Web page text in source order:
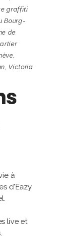
graffiti
Bourg-
de
Victoria
à
d'Eazy
live et